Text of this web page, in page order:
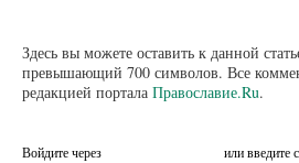
Здесь вы можете оставить к данной
превышающий 700 символов. Все
редакцией портала Православие.Ru.
Войдите через или введите